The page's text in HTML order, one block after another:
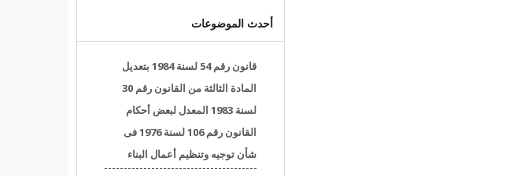
أحدث الموضوعات
قانون رقم 54 لسنة 1984 بتعديل
المادة الثالثة من القانون رقم 30
لسنة 1983 المعدل لبعض أحكام
القانون رقم 106 لسنة 1976 فى
شأن توجيه وتنظيم أعمال البناء